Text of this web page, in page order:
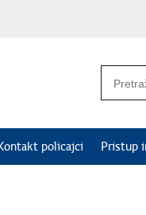
policajci Pristup